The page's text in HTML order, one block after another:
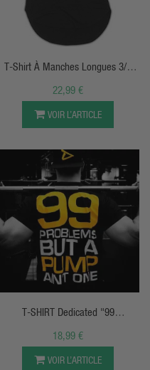
APERÇU RAPIDE
T-Shirt À Manches Longues 3/4
Raglan - Logo Dedicated
22,99 €
VOIR L’ARTICLE
APERÇU RAPIDE
T-SHIRT Dedicated "99
PROBLEMS"
18,99 €
VOIR L’ARTICLE